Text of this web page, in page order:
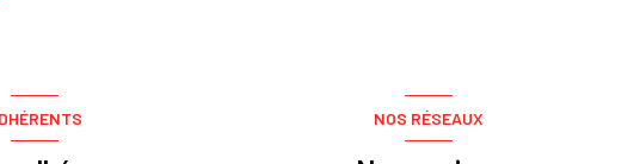
NOS RÉSEAUX